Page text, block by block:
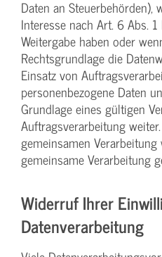
Daten an
Interesse nach Art. 6 Abs.
Weitergabe haben oder
Rechtsgrundlage die
Einsatz von
personenbezogene Daten
Grundlage eines gültigen
Auftragsverarbeitung
gemeinsamen
gemeinsame Verarbeitung
Widerruf Ihrer
Datenverarbeitung